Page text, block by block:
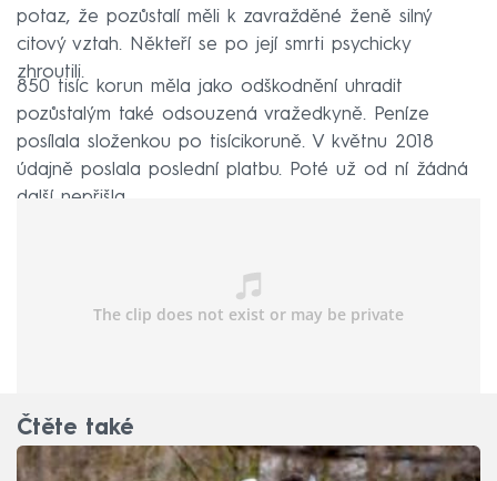
potaz, že pozůstalí měli k zavražděné ženě silný
citový vztah. Někteří se po její smrti psychicky
zhroutili.
850 tisíc korun měla jako odškodnění uhradit
pozůstalým také odsouzená vražedkyně. Peníze
posílala složenkou po tisícikoruně. V květnu 2018
údajně poslala poslední platbu. Poté už od ní žádná
další nepřišla.
Čtěte také